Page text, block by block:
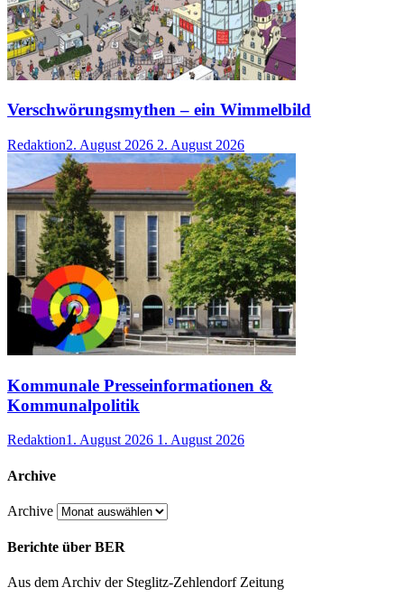
Verschwörungsmythen – ein Wimmelbild
Redaktion2. August 2026 2. August 2026
Kommunale Presseinformationen &
Kommunalpolitik
Redaktion1. August 2026 1. August 2026
Archive
Archive
Berichte über BER
Aus dem Archiv der Steglitz-Zehlendorf Zeitung